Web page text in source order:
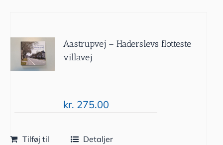
Aastrupvej – Haderslevs flotteste
villavej
kr. 275.00
Tilføj til
Detaljer